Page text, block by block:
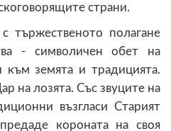
страни.
тържественото полагане
- символичен обет на
към земята и традицията.
на лозята. Със звуците на
възгласи Старият
короната на своя